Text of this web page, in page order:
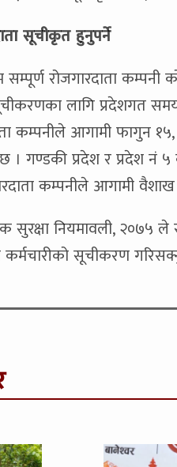
सूचीकृत हुनुपर्ने
रोजगारदाता कम्पनी
लागि प्रदेशगत
कम्पनीले आगामी फागुन
गण्डकी प्रदेश र प्रदेश नं ५
कम्पनीले आगामी
सुरक्षा नियमावली, २०७५ ले
कर्मचारीको सूचीकरण